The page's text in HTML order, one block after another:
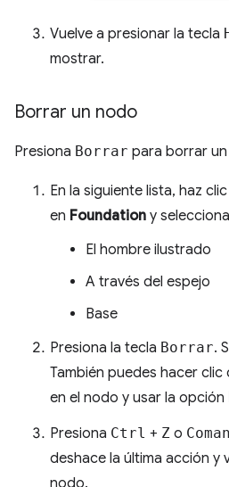
Vuelve a presionar la tecla
mostrar.
Borrar un nodo
Presiona Borrar para borrar
En la siguiente lista, haz
en Foundation y selecciona
El hombre ilustrado
A través del espejo
Base
Presiona la tecla Borrar.
También puedes hacer
en el nodo y usar la opción
Presiona Ctrl + Z o
deshace la última acción y
nodo.